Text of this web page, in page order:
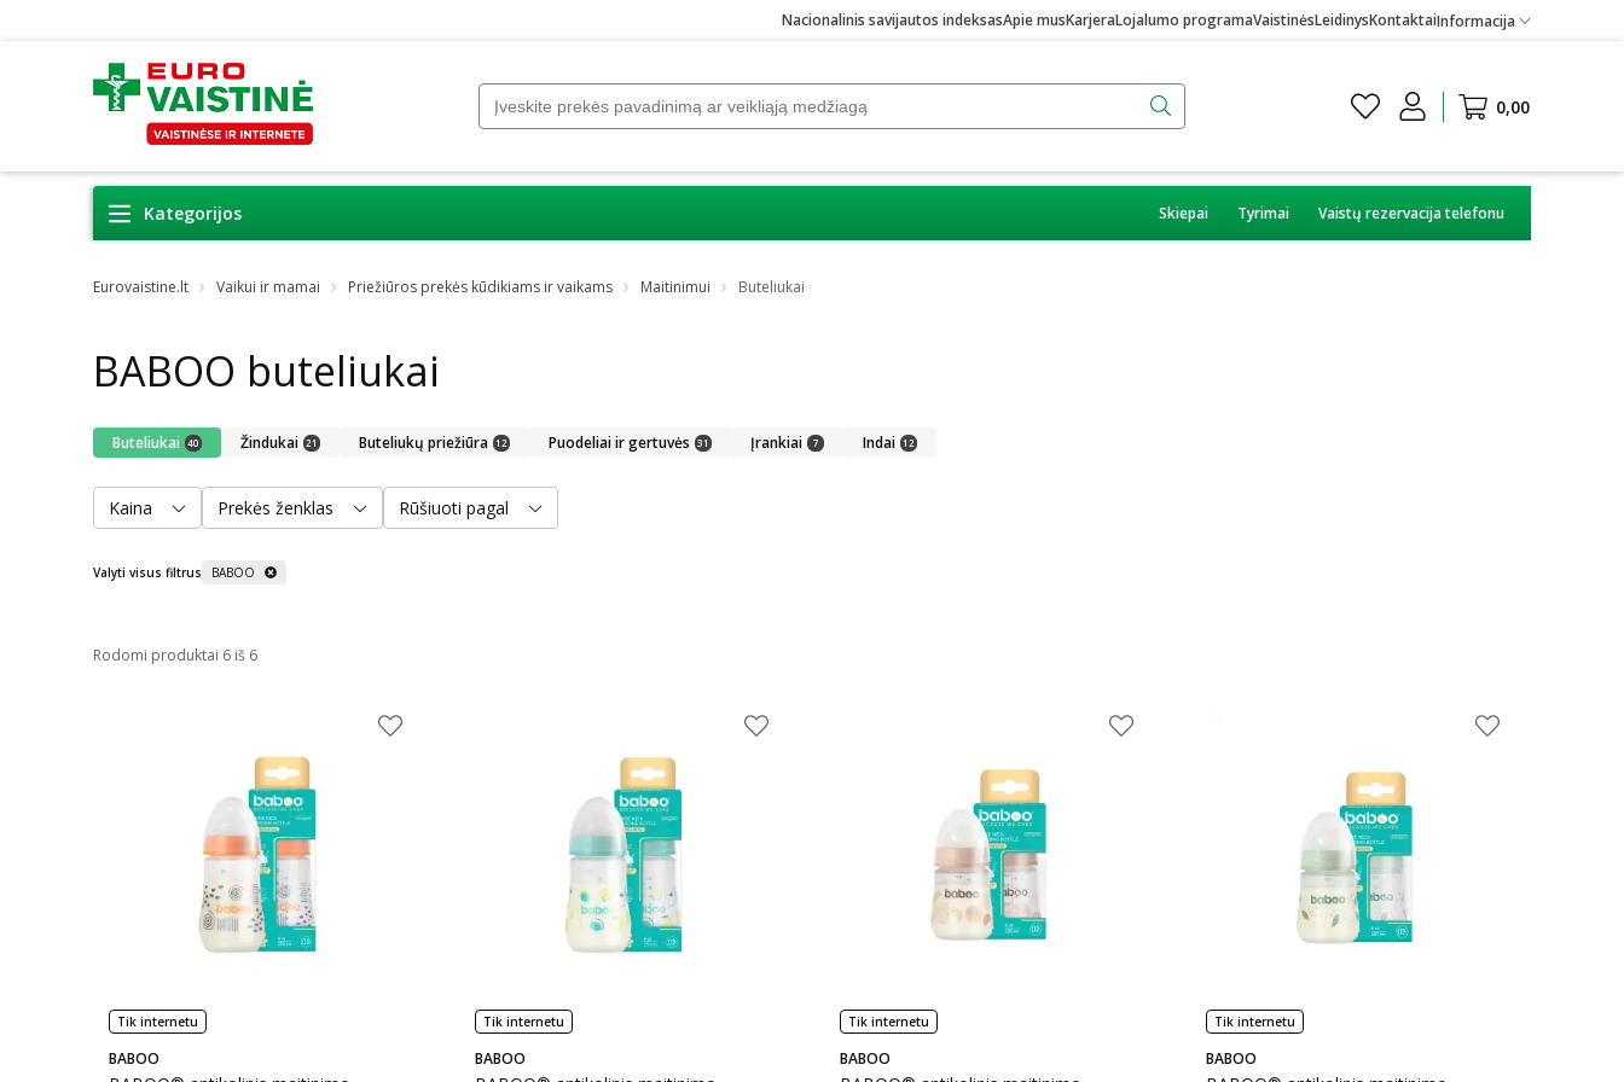
Nacionalinis savijautos indeksasApie musKarjeraLojalumo programaVaistinėsLeidinysKontaktaiInformacija
0,00
Kategorijos Skiepai Tyrimai Vaistų rezervacija telefonu
Eurovaistine.lt Vaikui ir mamai Priežiūros prekės kūdikiams ir vaikams Maitinimui Buteliukai
BABOO buteliukai
Buteliukai 40 Žindukai 21 Buteliukų priežiūra 12 Puodeliai ir gertuvės 31 Įrankiai 7 Indai 12
Kaina Prekės ženklas Rūšiuoti pagal
Valyti visus filtrus BABOO
Rodomi produktai 6 iš 6
Tik internetu
BABOO
Tik internetu
BABOO
Tik internetu
BABOO
Tik internetu
BABOO